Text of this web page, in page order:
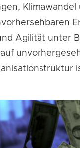
Agilität unter